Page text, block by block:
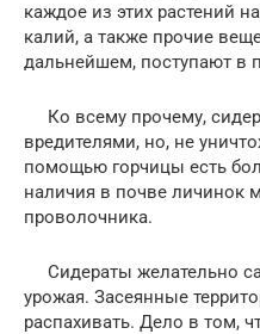
каждое из этих растений
калий, а также прочие
дальнейшем, поступают в
Ко всему прочему,
вредителями, но, не
помощью горчицы есть
наличия в почве личинок
проволочника.
Сидераты желательно
урожая. Засеянные
распахивать. Дело в том,